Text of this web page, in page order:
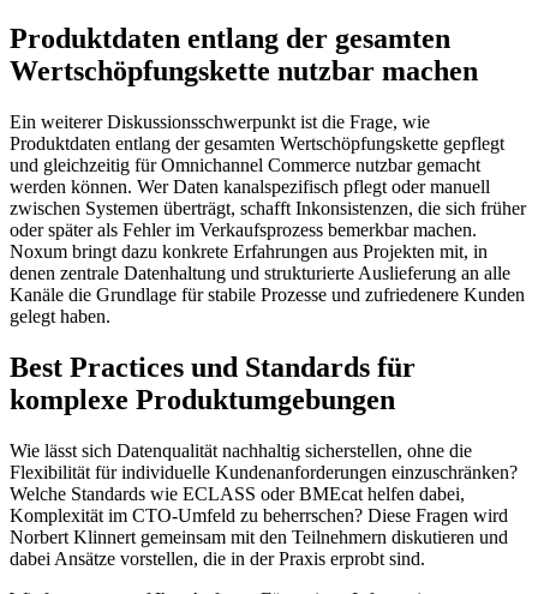
Produktdaten entlang der gesamten
Wertschöpfungskette nutzbar machen
Ein weiterer Diskussionsschwerpunkt ist die Frage, wie
Produktdaten entlang der gesamten Wertschöpfungskette gepflegt
und gleichzeitig für Omnichannel Commerce nutzbar gemacht
werden können. Wer Daten kanalspezifisch pflegt oder manuell
zwischen Systemen überträgt, schafft Inkonsistenzen, die sich früher
oder später als Fehler im Verkaufsprozess bemerkbar machen.
Noxum bringt dazu konkrete Erfahrungen aus Projekten mit, in
denen zentrale Datenhaltung und strukturierte Auslieferung an alle
Kanäle die Grundlage für stabile Prozesse und zufriedenere Kunden
gelegt haben.
Best Practices und Standards für
komplexe Produktumgebungen
Wie lässt sich Datenqualität nachhaltig sicherstellen, ohne die
Flexibilität für individuelle Kundenanforderungen einzuschränken?
Welche Standards wie ECLASS oder BMEcat helfen dabei,
Komplexität im CTO-Umfeld zu beherrschen? Diese Fragen wird
Norbert Klinnert gemeinsam mit den Teilnehmern diskutieren und
dabei Ansätze vorstellen, die in der Praxis erprobt sind.